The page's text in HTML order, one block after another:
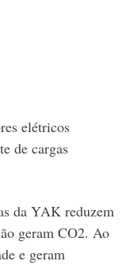
elétricos
de cargas
da YAK reduzem
geram CO2. Ao
e geram